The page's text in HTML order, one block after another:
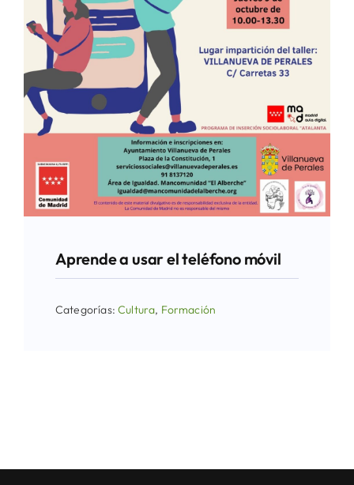
Aprende a usar el teléfono móvil
Categorías:Cultura, Formación